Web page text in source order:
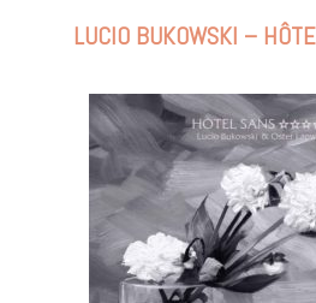
LUCIO BUKOWSKI –